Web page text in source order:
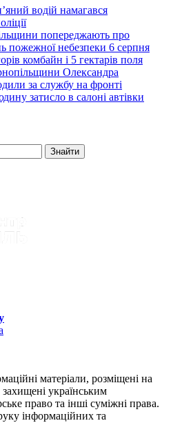
водій намагався
попереджають про
пожежної небезпеки 6 серпня
комбайн і 5 гектарів поля
Олександра
за службу на фронті
затисло в салоні автівки
Знайти
матеріали, розміщені на
українським
право та інші суміжні права.
інформаційних та